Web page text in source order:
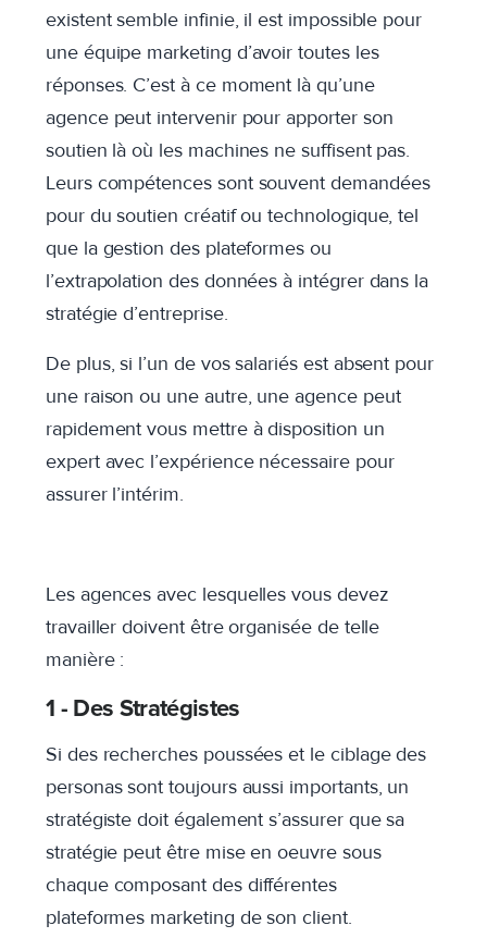
existent semble infinie, il est impossible pour
une équipe marketing d’avoir toutes les
réponses. C’est à ce moment là qu’une
agence peut intervenir pour apporter son
soutien là où les machines ne suffisent pas.
Leurs compétences sont souvent demandées
pour du soutien créatif ou technologique, tel
que la gestion des plateformes ou
l’extrapolation des données à intégrer dans la
stratégie d’entreprise.
De plus, si l’un de vos salariés est absent pour
une raison ou une autre, une agence peut
rapidement vous mettre à disposition un
expert avec l’expérience nécessaire pour
assurer l’intérim.
Les agences avec lesquelles vous devez
travailler doivent être organisée de telle
manière :
1 - Des Stratégistes
Si des recherches poussées et le ciblage des
personas sont toujours aussi importants, un
stratégiste doit également s’assurer que sa
stratégie peut être mise en oeuvre sous
chaque composant des différentes
plateformes marketing de son client.